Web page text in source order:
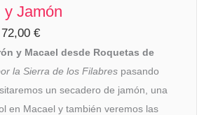
y Jamón
72,00 €
y Macael desde Roquetas de
la Sierra de los Filabres pasando
un secadero de jamón, una
en Macael y también veremos las